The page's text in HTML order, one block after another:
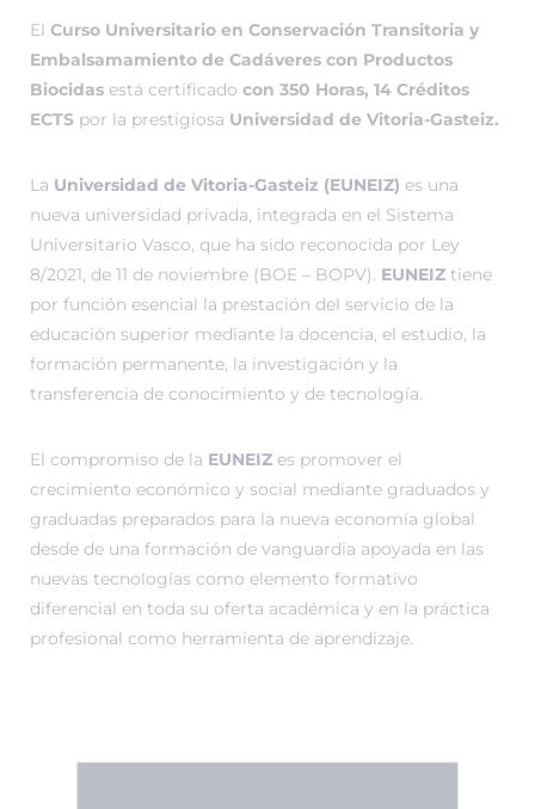
El Curso Universitario en Conservación Transitoria y
Embalsamamiento de Cadáveres con Productos
Biocidas está certificado con 350 Horas, 14 Créditos
ECTS por la prestigiosa Universidad de Vitoria-Gasteiz.
La Universidad de Vitoria-Gasteiz (EUNEIZ) es una
nueva universidad privada, integrada en el Sistema
Universitario Vasco, que ha sido reconocida por Ley
8/2021, de 11 de noviembre (BOE – BOPV). EUNEIZ tiene
por función esencial la prestación del servicio de la
educación superior mediante la docencia, el estudio, la
formación permanente, la investigación y la
transferencia de conocimiento y de tecnología.
El compromiso de la EUNEIZ es promover el
crecimiento económico y social mediante graduados y
graduadas preparados para la nueva economía global
desde de una formación de vanguardia apoyada en las
nuevas tecnologías como elemento formativo
diferencial en toda su oferta académica y en la práctica
profesional como herramienta de aprendizaje.